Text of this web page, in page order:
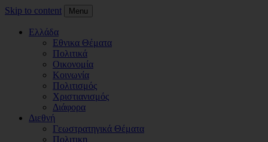
Skip to content Menu
Ελλάδα
Εθνικα Θέματα
Πολιτικά
Οικονομία
Κοινωνία
Πολιτισμός
Χριστιανισμός
Διάφορα
Διεθνή
Γεωστρατηγικά Θέματα
Πολιτικη